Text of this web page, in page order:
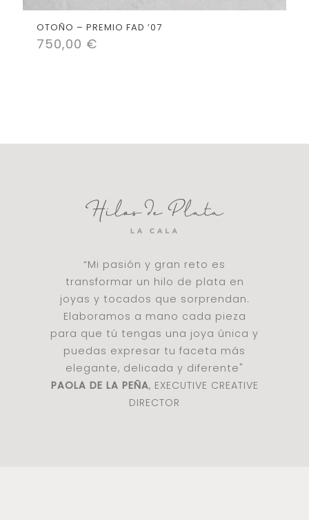
OTOÑO – PREMIO FAD ’07
750,00 €
“Mi pasión y gran reto es
transformar un hilo de plata en
joyas y tocados que sorprendan.
Elaboramos a mano cada pieza
para que tú tengas una joya única y
puedas expresar tu faceta más
elegante, delicada y diferente"
PAOLA DE LA PEÑA, EXECUTIVE CREATIVE
DIRECTOR